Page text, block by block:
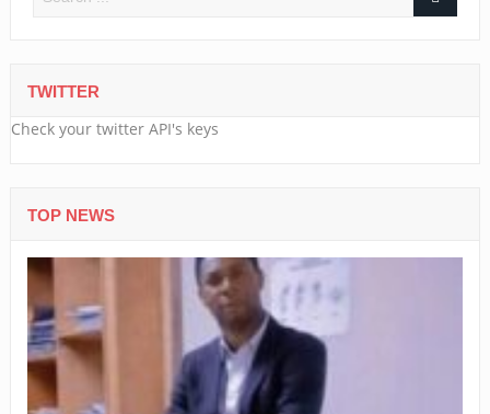
TWITTER
Check your twitter API's keys
TOP NEWS